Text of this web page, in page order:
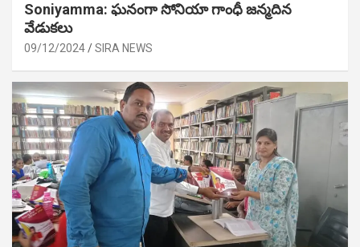
Soniyamma: ఘ‌నంగా సోనియా గాంధీ జ‌న్మ‌దిన
వేడుక‌లు
09/12/2024 SIRA NEWS